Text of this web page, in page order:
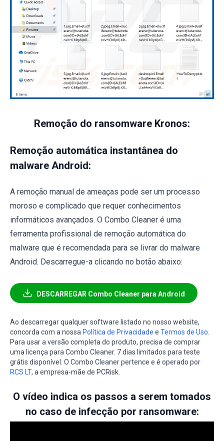
Remoção do ransomware Kronos:
Remoção automática instantânea do
malware Android:
A remoção manual de ameaças pode ser um processo
moroso e complicado que requer conhecimentos
informáticos avançados. O Combo Cleaner é uma
ferramenta profissional de remoção automática do
malware que é recomendada para se livrar do malware
Android. Descarregue-a clicando no botão abaixo:
DESCARREGAR Combo Cleaner para Android
Ao descarregar qualquer software listado no nosso website,
concorda com a nossa Política de Privacidade e Termos de Uso
Para usar a versão completa do produto, precisa de comprar
uma licença para Combo Cleaner. 7 dias limitados para teste
grátis disponível. O Combo Cleaner pertence e é operado por
RCS LT, a empresa-mãe de PCRisk.
O vídeo indica os passos a serem tomados
no caso de infecção por ransomware: